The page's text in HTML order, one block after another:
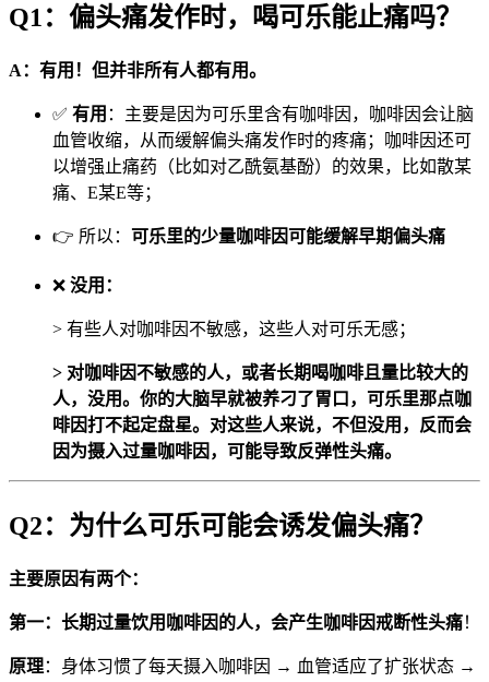
Q1：偏头痛发作时，喝可乐能止痛吗？
A：有用！但并非所有人都有用。
✅ 有用 ：主要是因为可乐里含有咖啡因，咖啡因会让脑
血管收缩，从而缓解偏头痛发作时的疼痛；咖啡因还可
以增强止痛药（比如对乙酰氨基酚）的效果，比如散某
痛、E某E等；
👉 所以： 可乐里的少量咖啡因可能缓解早期偏头痛
❌ 没用：
> 有些人对咖啡因不敏感，这些人对可乐无感；
> 对咖啡因不敏感的人，或者长期喝咖啡且量比较大的
人，没用。你的大脑早就被养刁了胃口，可乐里那点咖
啡因打不起定盘星。对这些人来说，不但没用，反而会
因为摄入过量咖啡因，可能导致反弹性头痛。
Q2：为什么可乐可能会诱发偏头痛？
主要原因有两个：
第一：长期过量饮用咖啡因的人，会产生咖啡因戒断性头痛！
原理：身体习惯了每天摄入咖啡因 → 血管适应了扩张状态 →